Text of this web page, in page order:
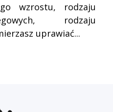
wzrostu, rodzaju
rodzaju
uprawiać...